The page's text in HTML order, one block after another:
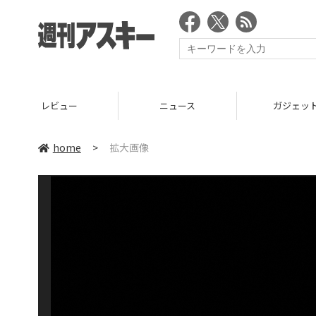
レビュー ニュース ガジェッ
home > 拡大画像